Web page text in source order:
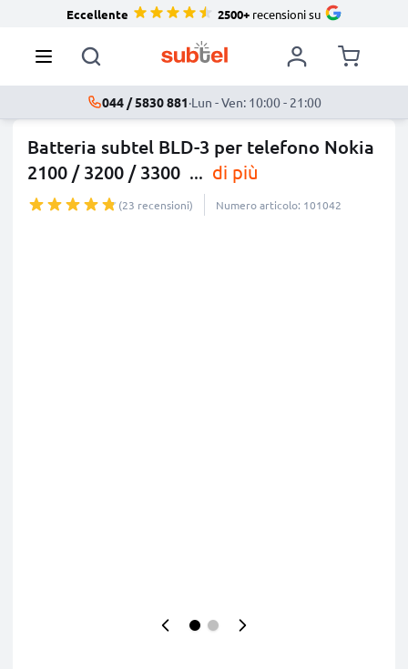
Eccellente 2500+recensioni su
044 / 5830 881·Lun - Ven: 10:00 - 21:00
Batteria subtel BLD-3 per telefono Nokia
2100 / 3200 / 3300 ... di più
(23 recensioni) Numero articolo: 101042